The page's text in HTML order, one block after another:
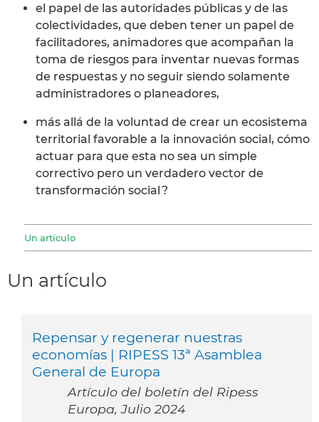
el papel de las autoridades públicas y de las
colectividades, que deben tener un papel de
facilitadores, animadores que acompañan la
toma de riesgos para inventar nuevas formas
de respuestas y no seguir siendo solamente
administradores o planeadores,
más allá de la voluntad de crear un ecosistema
territorial favorable a la innovación social, cómo
actuar para que esta no sea un simple
correctivo pero un verdadero vector de
transformación social ?
Un artículo
Un artículo
Repensar y regenerar nuestras
economías | RIPESS 13ª Asamblea
General de Europa
Artículo del boletín del Ripess
Europa, Julio 2024